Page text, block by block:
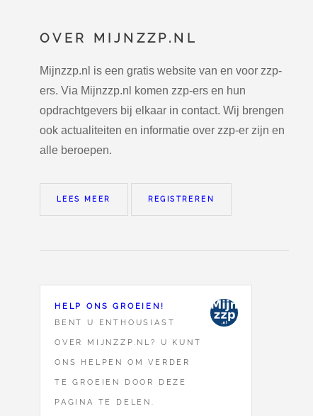
OVER MIJNZZP.NL
Mijnzzp.nl is een gratis website van en voor zzp-
ers. Via Mijnzzp.nl komen zzp-ers en hun
opdrachtgevers bij elkaar in contact. Wij brengen
ook actualiteiten en informatie over zzp-er zijn en
alle beroepen.
LEES MEER REGISTREREN
HELP ONS GROEIEN!
BENT U ENTHOUSIAST
OVER MIJNZZP.NL? U KUNT
ONS HELPEN OM VERDER
TE GROEIEN DOOR DEZE
PAGINA TE DELEN.